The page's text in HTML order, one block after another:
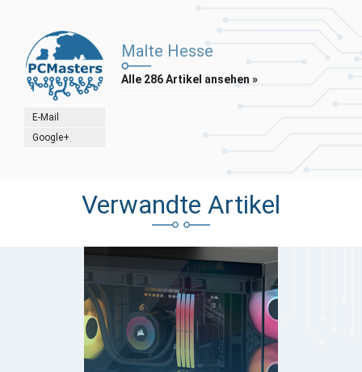
E-Mail
Google+
Malte Hesse
Alle 286 Artikel ansehen »
Verwandte Artikel